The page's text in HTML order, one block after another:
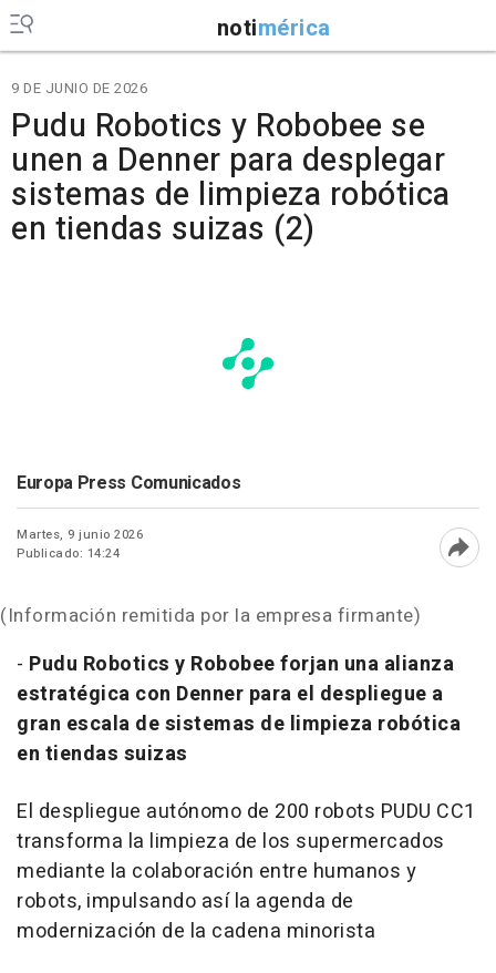
notimérica
9 DE JUNIO DE 2026
Pudu Robotics y Robobee se
unen a Denner para desplegar
sistemas de limpieza robótica
en tiendas suizas (2)
Europa Press Comunicados
Martes, 9 junio 2026
Publicado: 14:24
(Información remitida por la empresa firmante)
- Pudu Robotics y Robobee forjan una alianza
estratégica con Denner para el despliegue a
gran escala de sistemas de limpieza robótica
en tiendas suizas
El despliegue autónomo de 200 robots PUDU CC1
transforma la limpieza de los supermercados
mediante la colaboración entre humanos y
robots, impulsando así la agenda de
modernización de la cadena minorista